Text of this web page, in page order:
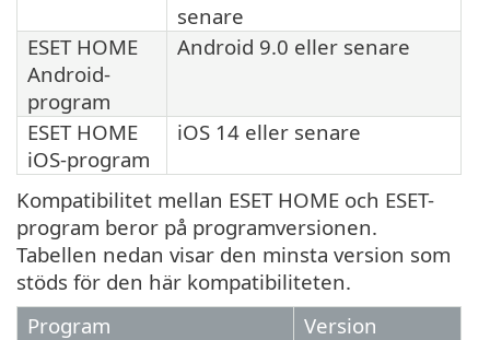
senare
ESET HOME
Android-
program
Android 9.0 eller senare
ESET HOME
iOS-program
iOS 14 eller senare
Kompatibilitet mellan ESET HOME och ESET-
program beror på programversionen.
Tabellen nedan visar den minsta version som
stöds för den här kompatibiliteten.
Program
Version